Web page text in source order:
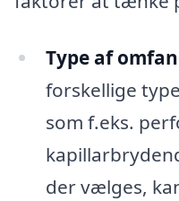
Type af
forskellige
som f.eks.
der vælges,